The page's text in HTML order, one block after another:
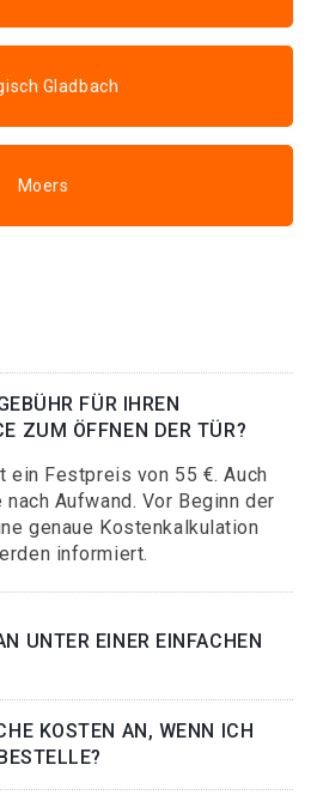
Gladbach
Moers
FÜR IHREN
ZUM ÖFFNEN DER TÜR?
ein Festpreis von 55 €. Auch
Aufwand. Vor Beginn der
genaue Kostenkalkulation
informiert.
UNTER EINER EINFACHEN
KOSTEN AN, WENN ICH